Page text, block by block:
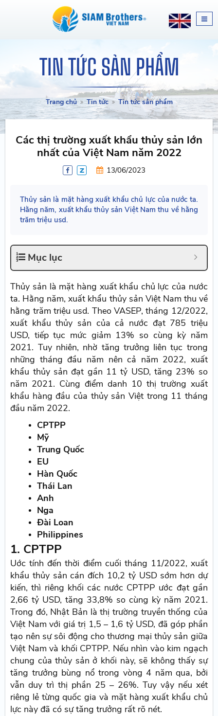
TIN TỨC SẢN PHẨM
Trang chủ Tin tức Tin tức sản phẩm
Các thị trường xuất khẩu thủy sản lớn
nhất của Việt Nam năm 2022
13/06/2023
Thủy sản là mặt hàng xuất khẩu chủ lực của nước ta.
Hằng năm, xuất khẩu thủy sản Việt Nam thu về hằng
trăm triệu usd.
Mục lục
Thủy sản là mặt hàng xuất khẩu chủ lực của nước
ta. Hằng năm, xuất khẩu thủy sản Việt Nam thu về
hằng trăm triệu usd. Theo VASEP, tháng 12/2022,
xuất khẩu thủy sản của cả nước đạt 785 triệu
USD, tiếp tục mức giảm 13% so cùng kỳ năm
2021. Tuy nhiên, nhờ tăng trưởng liên tục trong
những tháng đầu năm nên cả năm 2022, xuất
khẩu thủy sản đạt gần 11 tỷ USD, tăng 23% so
năm 2021. Cùng điểm danh 10 thị trường xuất
khẩu hàng đầu của thủy sản Việt trong 11 tháng
đầu năm 2022.
CPTPP
Mỹ
Trung Quốc
EU
Hàn Quốc
Thái Lan
Anh
Nga
Đài Loan
Philippines
1. CPTPP
Uớc tính đến thời điểm cuối tháng 11/2022, xuất
khẩu thủy sản cán đích 10,2 tỷ USD sớm hơn dự
kiến, thì riêng khối các nước CPTPP ước đạt gần
2,66 tỷ USD, tăng 33,8% so cùng kỳ năm 2021.
Trong đó, Nhật Bản là thị trường truyền thống của
Việt Nam với giá trị 1,5 – 1,6 tỷ USD, đã góp phần
tạo nên sự sôi động cho thương mại thủy sản giữa
Việt Nam và khối CPTPP. Nếu nhìn vào kim ngạch
chung của thủy sản ở khối này, sẽ không thấy sự
tăng trưởng bùng nổ trong vòng 4 năm qua, bởi
vẫn duy trì thị phần 25 – 26%. Tuy vậy nếu xét
riêng lẻ từng quốc gia và mặt hàng xuất khẩu chủ
lực này đã có sự tăng trưởng rất rõ nét.